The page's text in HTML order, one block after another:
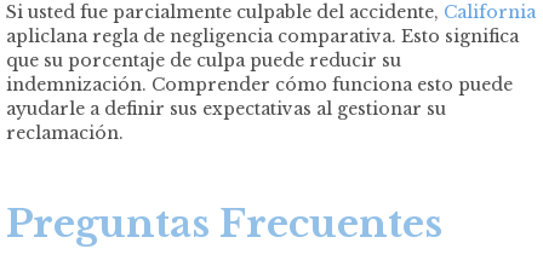
Si usted fue parcialmente culpable del accidente, California
apliclana regla de negligencia comparativa. Esto significa
que su porcentaje de culpa puede reducir su
indemnización. Comprender cómo funciona esto puede
ayudarle a definir sus expectativas al gestionar su
reclamación.
Preguntas Frecuentes